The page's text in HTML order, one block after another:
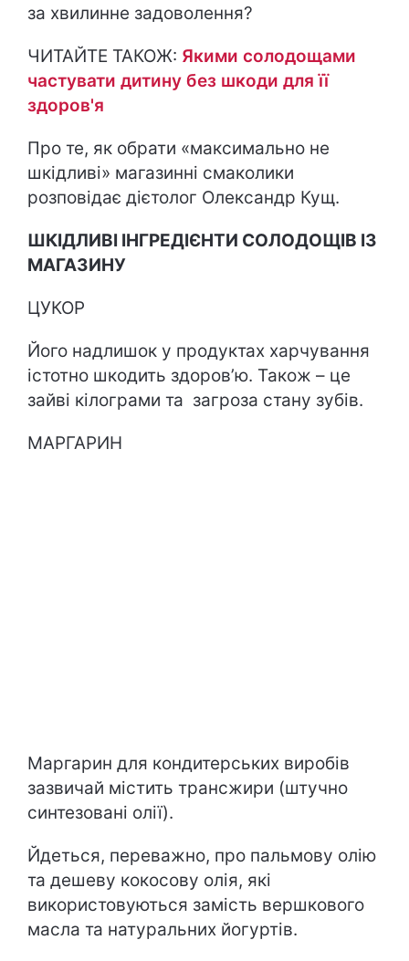
за хвилинне задоволення?
ЧИТАЙТЕ ТАКОЖ: Якими солодощами
частувати дитину без шкоди для її
здоров'я
Про те, як обрати «максимально не
шкідливі» магазинні смаколики
розповідає дієтолог Олександр Кущ.
ШКІДЛИВІ ІНГРЕДІЄНТИ СОЛОДОЩІВ ІЗ
МАГАЗИНУ
ЦУКОР
Його надлишок у продуктах харчування
істотно шкодить здоров’ю. Також – це
зайві кілограми та загроза стану зубів.
МАРГАРИН
Маргарин для кондитерських виробів
зазвичай містить трансжири (штучно
синтезовані олії).
Йдеться, переважно, про пальмову олію
та дешеву кокосову олія, які
використовуються замість вершкового
масла та натуральних йогуртів.